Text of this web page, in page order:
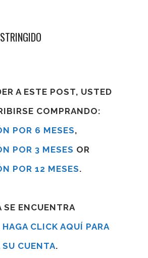
A ESTE POST, USTED
COMPRANDO:
POR 6 MESES,
POR 3 MESES OR
POR 12 MESES.
SE ENCUENTRA
HAGA CLICK AQUÍ PARA
SU CUENTA.